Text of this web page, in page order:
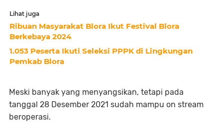
Lihat juga
Ribuan Masyarakat Blora Ikut Festival Blora
Berkebaya 2024
1.053 Peserta Ikuti Seleksi PPPK di Lingkungan
Pemkab Blora
Meski banyak yang menyangsikan, tetapi pada
tanggal 28 Desember 2021 sudah mampu on stream
beroperasi.